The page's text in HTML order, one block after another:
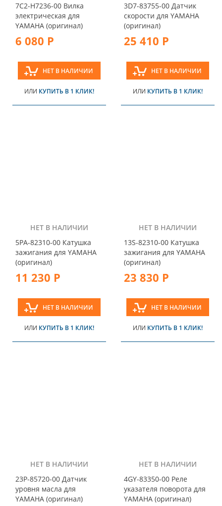
7C2-H7236-00 Вилка
электрическая для
YAMAHA (оригинал)
6 080 Р
НЕТ В НАЛИЧИИ
ИЛИ КУПИТЬ В 1 КЛИК!
3D7-83755-00 Датчик
скорости для YAMAHA
(оригинал)
25 410 Р
НЕТ В НАЛИЧИИ
ИЛИ КУПИТЬ В 1 КЛИК!
НЕТ В НАЛИЧИИ
5PA-82310-00 Катушка
зажигания для YAMAHA
(оригинал)
11 230 Р
НЕТ В НАЛИЧИИ
ИЛИ КУПИТЬ В 1 КЛИК!
НЕТ В НАЛИЧИИ
13S-82310-00 Катушка
зажигания для YAMAHA
(оригинал)
23 830 Р
НЕТ В НАЛИЧИИ
ИЛИ КУПИТЬ В 1 КЛИК!
НЕТ В НАЛИЧИИ
23P-85720-00 Датчик
уровня масла для
YAMAHA (оригинал)
НЕТ В НАЛИЧИИ
4GY-83350-00 Реле
указателя поворота для
YAMAHA (оригинал)